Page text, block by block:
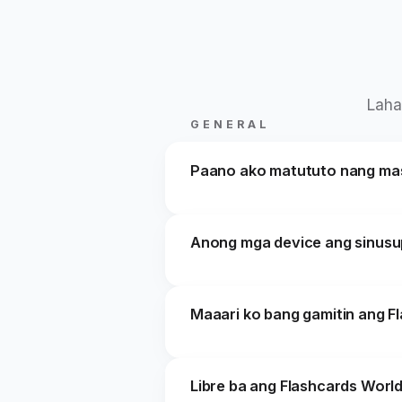
GENERAL
Paano ako matututo nang
iyong maalala ang impormasyon
Anong mga device ang
web browser. Awtomatikong
Maaari ko bang gamitin ang
Kapag nakakonekta ka ulit,
Libre ba ang Flashcards